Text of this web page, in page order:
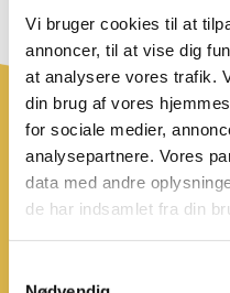
Vi bruger cookies til at
annoncer, til at vise dig
at analysere vores trafik.
din brug af vores
for sociale medier,
analysepartnere. Vores
data med andre
de har indsamlet fra din
og det